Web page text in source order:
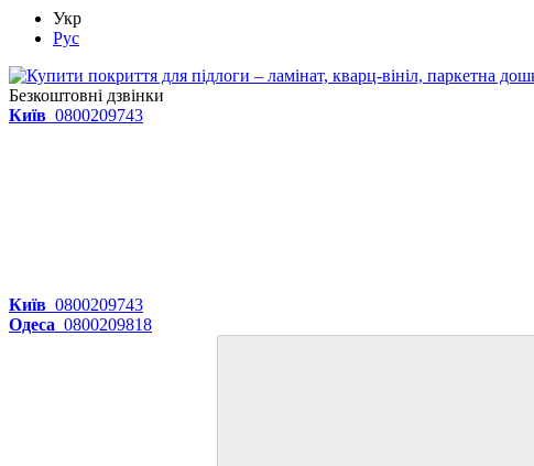
Укр
Рус
Безкоштовні дзвінки
Київ 0800209743
Київ 0800209743
Одеса 0800209818